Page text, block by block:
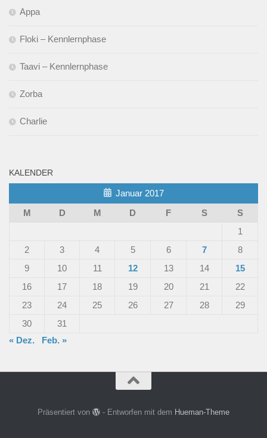
Appa
Floki – Kennlernphase
Taavi – Kennlernphase
Zorba
Charlie
KALENDER
Januar 2017
M
D M D F S
S
1
2
3 4 5 6 7
8
9
10 11 12 13 14
15
16
17 18 19 20 21
22
23
24 25 26 27 28
29
30
31
« Dez.
Feb. »
Präsentiert von - Entworfen mit dem Hueman-Theme